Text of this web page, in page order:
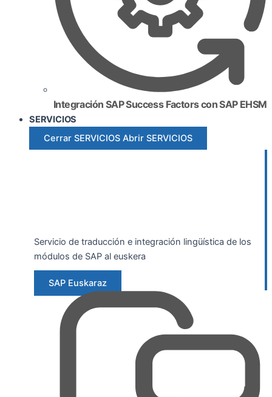
Integración SAP Success Factors con SAP EHSM
SERVICIOS
Cerrar SERVICIOS Abrir SERVICIOS
Servicio de traducción e integración lingüística de los
módulos de SAP al euskera
SAP Euskaraz